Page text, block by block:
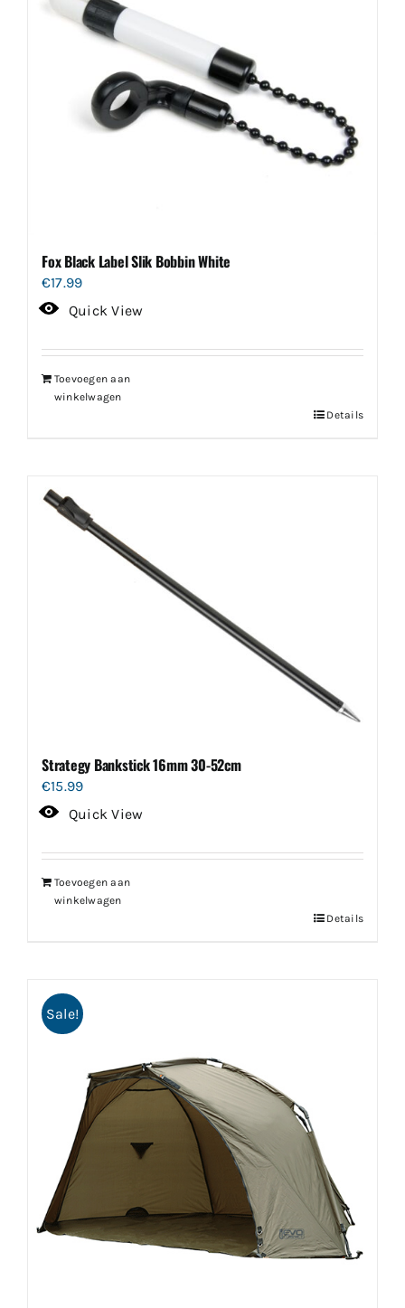
Fox Black Label Slik Bobbin White
€17.99
Quick View
Toevoegen aan
winkelwagen
Details
Strategy Bankstick 16mm 30-52cm
€15.99
Quick View
Toevoegen aan
winkelwagen
Details
Sale!